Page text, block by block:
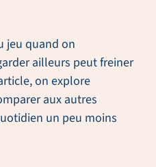
jeu quand on
ailleurs peut freiner
on explore
aux autres
un peu moins